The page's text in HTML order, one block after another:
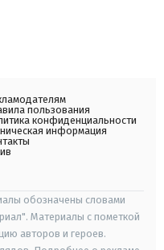
пользования
конфиденциальности
информация
обозначены словами
Материалы с пометкой
авторов и героев.